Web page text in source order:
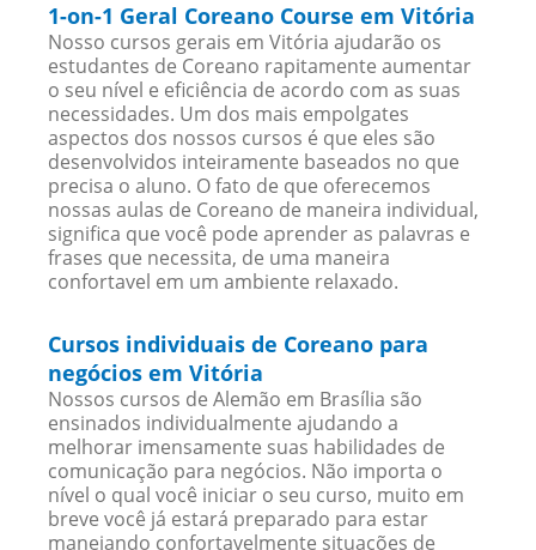
1-on-1 Geral Coreano Course em Vitória
Nosso cursos gerais em Vitória ajudarão os
estudantes de Coreano rapitamente aumentar
o seu nível e eficiência de acordo com as suas
necessidades. Um dos mais empolgates
aspectos dos nossos cursos é que eles são
desenvolvidos inteiramente baseados no que
precisa o aluno. O fato de que oferecemos
nossas aulas de Coreano de maneira individual,
significa que você pode aprender as palavras e
frases que necessita, de uma maneira
confortavel em um ambiente relaxado.
Cursos individuais de Coreano para
negócios em Vitória
Nossos cursos de Alemão em Brasília são
ensinados individualmente ajudando a
melhorar imensamente suas habilidades de
comunicação para negócios. Não importa o
nível o qual você iniciar o seu curso, muito em
breve você já estará preparado para estar
manejando confortavelmente situações de